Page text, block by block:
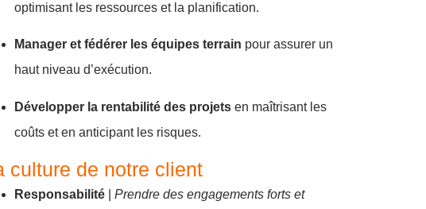
optimisant les ressources et la planification.
Manager et fédérer les équipes terrain pour assurer un
haut niveau d’exécution.
Développer la rentabilité des projets en maîtrisant les
coûts et en anticipant les risques.
culture de notre client
Responsabilité
Prendre des engagements forts et